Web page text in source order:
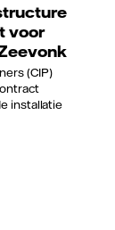
voor
(CIP)
installatie